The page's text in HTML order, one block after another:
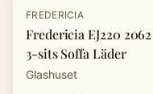
FREDERICIA
Fredericia EJ220 2062
3-sits Soffa Läder
Glashuset